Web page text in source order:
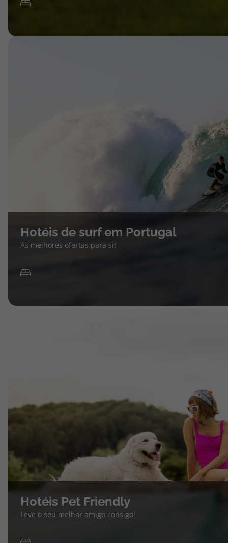
Hotéis de surf em Portugal
As melhores ofertas para si!
Hotéis Pet Friendly
Leve o seu melhor amigo consigo!